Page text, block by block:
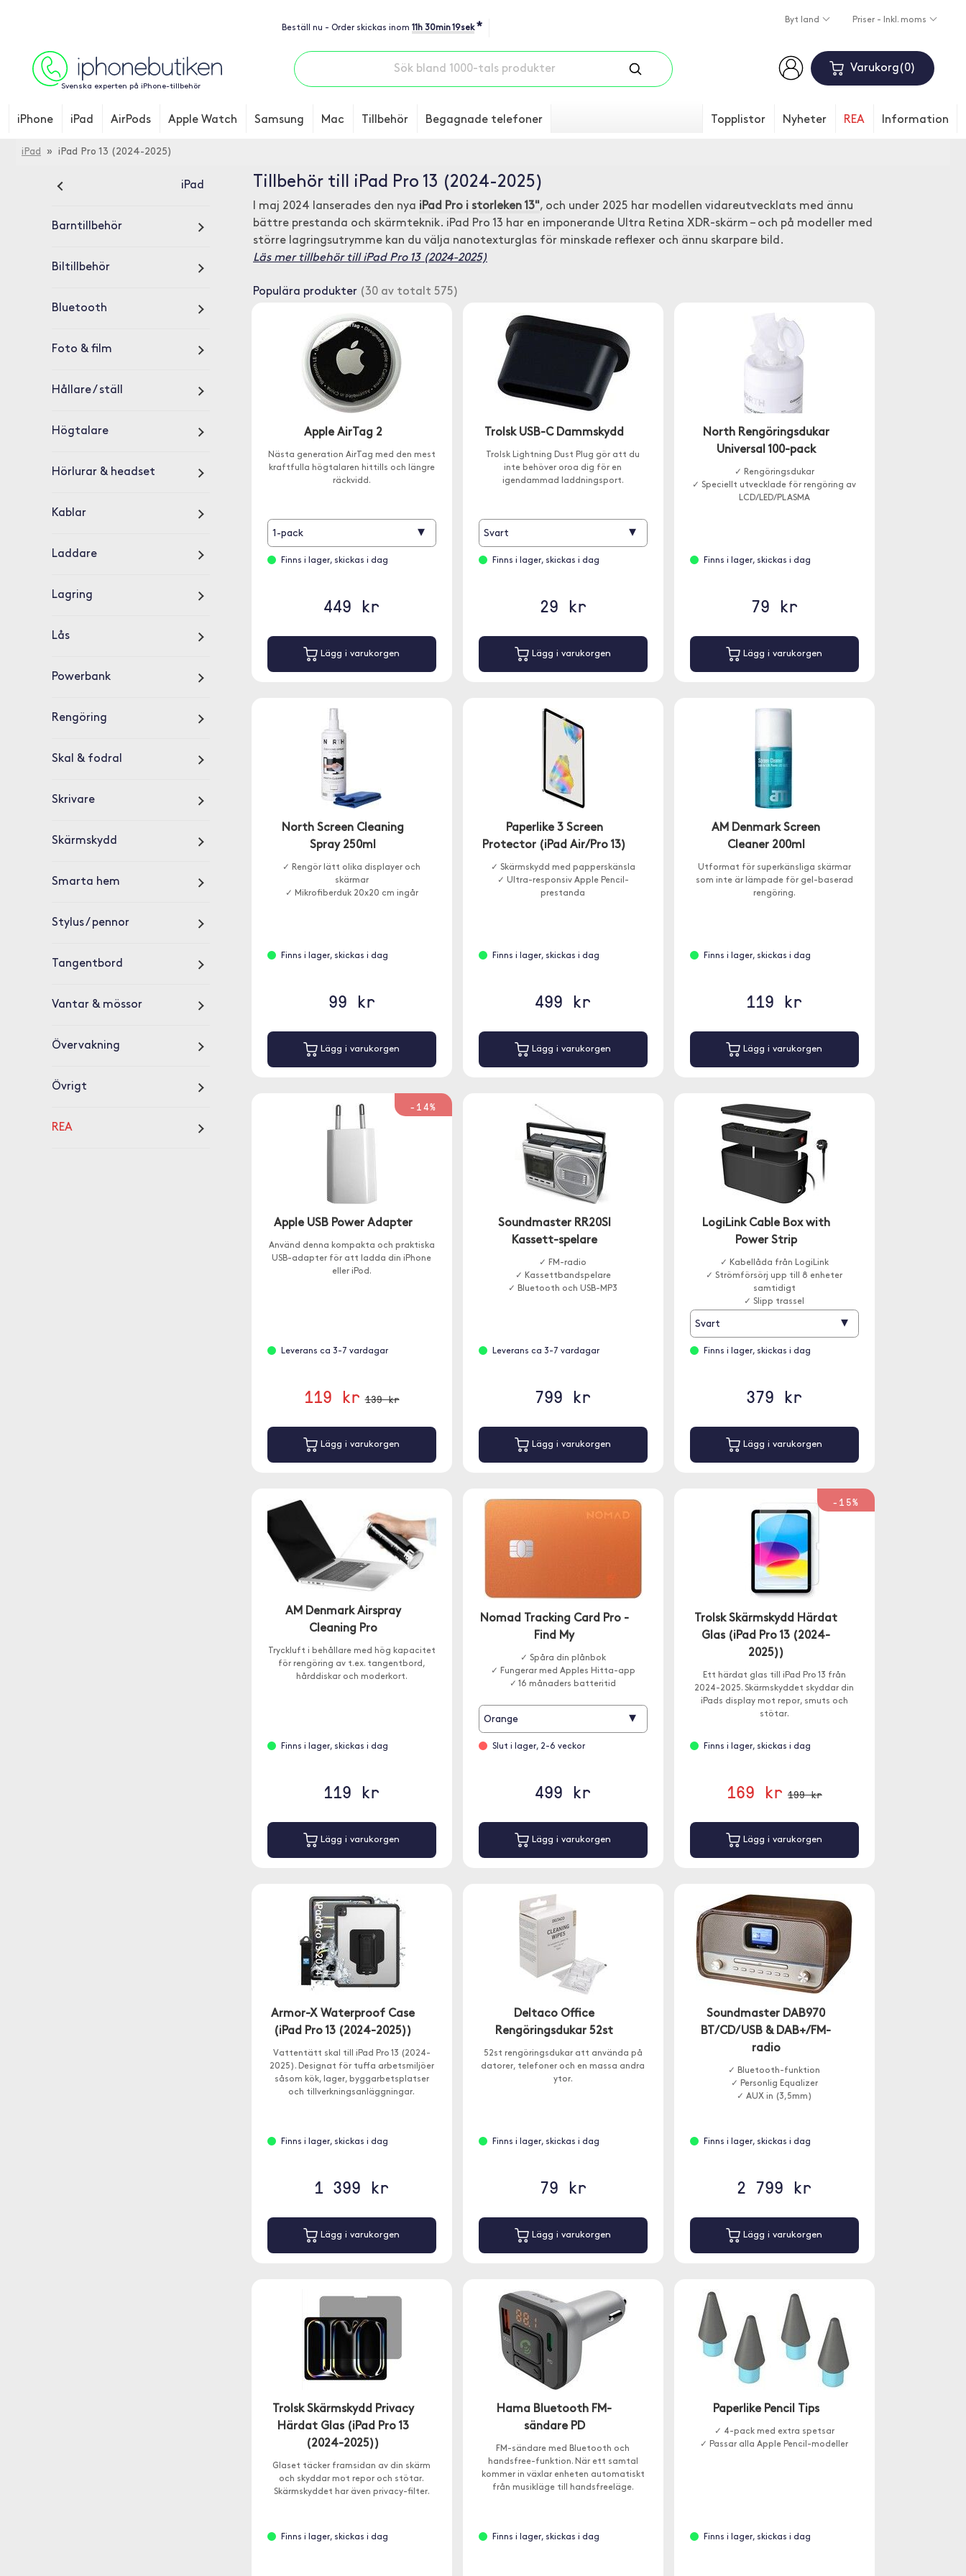
Beställ nu - Order skickas inom 11h 30min 18sek *
Byt land Priser - Inkl. moms
Svenska experten på iPhone-tillbehör
Varukorg 0
iPhone iPad AirPods Apple Watch Samsung Mac Tillbehör Begagnade telefoner Topplistor Nyheter REA Information
iPad » iPad Pro 13 (2024-2025)
iPad
Barntillbehör
Biltillbehör
Bluetooth
Foto & film
Hållare / ställ
Högtalare
Hörlurar & headset
Kablar
Laddare
Lagring
Lås
Powerbank
Rengöring
Skal & fodral
Skrivare
Skärmskydd
Smarta hem
Stylus / pennor
Tangentbord
Vantar & mössor
Övervakning
Övrigt
REA
Tillbehör till iPad Pro 13 (2024-2025)
I maj 2024 lanserades den nya iPad Pro i storleken 13", och under 2025 har modellen vidareutvecklats med ännu
bättre prestanda och skärmteknik. iPad Pro 13 har en imponerande Ultra Retina XDR-skärm – och på modeller med
större lagringsutrymme kan du välja nanotexturglas för minskade reflexer och ännu skarpare bild.
Läs mer tillbehör till iPad Pro 13 (2024-2025)
Populära produkter (30 av totalt 575)
Apple AirTag 2
Nästa generation AirTag med den mest
kraftfulla högtalaren hittills och längre
räckvidd.
1-pack ▾
Finns i lager, skickas i dag
449 kr
Lägg i varukorgen
Trolsk USB-C Dammskydd
Trolsk Lightning Dust Plug gör att du
inte behöver oroa dig för en
igendammad laddningsport.
Svart ▾
Finns i lager, skickas i dag
29 kr
Lägg i varukorgen
North Rengöringsdukar
Universal 100-pack
✓ Rengöringsdukar
✓ Speciellt utvecklade för rengöring av
LCD/LED/PLASMA
Finns i lager, skickas i dag
79 kr
Lägg i varukorgen
North Screen Cleaning
Spray 250ml
✓ Rengör lätt olika displayer och
skärmar
✓ Mikrofiberduk 20x20 cm ingår
Finns i lager, skickas i dag
99 kr
Lägg i varukorgen
Paperlike 3 Screen
Protector (iPad Air/Pro 13)
✓ Skärmskydd med papperskänsla
✓ Ultra-responsiv Apple Pencil-
prestanda
Finns i lager, skickas i dag
499 kr
Lägg i varukorgen
AM Denmark Screen
Cleaner 200ml
Utformat för superkänsliga skärmar
som inte är lämpade för gel-baserad
rengöring.
Finns i lager, skickas i dag
119 kr
Lägg i varukorgen
-14%
Apple USB Power Adapter
Använd denna kompakta och praktiska
USB-adapter för att ladda din iPhone
eller iPod.
Leverans ca 3-7 vardagar
119 kr 139 kr
Lägg i varukorgen
Soundmaster RR20SI
Kassett-spelare
✓ FM-radio
✓ Kassettbandspelare
✓ Bluetooth och USB-MP3
Leverans ca 3-7 vardagar
799 kr
Lägg i varukorgen
LogiLink Cable Box with
Power Strip
✓ Kabellåda från LogiLink
✓ Strömförsörj upp till 8 enheter
samtidigt
✓ Slipp trassel
Svart ▾
Finns i lager, skickas i dag
379 kr
Lägg i varukorgen
AM Denmark Airspray
Cleaning Pro
Tryckluft i behållare med hög kapacitet
för rengöring av t.ex. tangentbord,
hårddiskar och moderkort.
Finns i lager, skickas i dag
119 kr
Lägg i varukorgen
Nomad Tracking Card Pro -
Find My
✓ Spåra din plånbok
✓ Fungerar med Apples Hitta-app
✓ 16 månaders batteritid
Orange ▾
Slut i lager, 2-6 veckor
499 kr
Lägg i varukorgen
-15%
Trolsk Skärmskydd Härdat
Glas (iPad Pro 13 (2024-
2025))
Ett härdat glas till iPad Pro 13 från
2024-2025. Skärmskyddet skyddar din
iPads display mot repor, smuts och
stötar.
Finns i lager, skickas i dag
169 kr 199 kr
Lägg i varukorgen
Armor-X Waterproof Case
(iPad Pro 13 (2024-2025))
Vattentätt skal till iPad Pro 13 (2024-
2025). Designat för tuffa arbetsmiljöer
såsom kök, lager, byggarbetsplatser
och tillverkningsanläggningar.
Finns i lager, skickas i dag
1 399 kr
Lägg i varukorgen
Deltaco Office
Rengöringsdukar 52st
52st rengöringsdukar att använda på
datorer, telefoner och en massa andra
ytor.
Finns i lager, skickas i dag
79 kr
Lägg i varukorgen
Soundmaster DAB970
BT/CD/USB & DAB+/FM-
radio
✓ Bluetooth-funktion
✓ Personlig Equalizer
✓ AUX in (3,5mm)
Finns i lager, skickas i dag
2 799 kr
Lägg i varukorgen
Trolsk Skärmskydd Privacy
Härdat Glas (iPad Pro 13
(2024-2025))
Glaset täcker framsidan av din skärm
och skyddar mot repor och stötar.
Skärmskyddet har även privacy-filter.
Finns i lager, skickas i dag
Hama Bluetooth FM-
sändare PD
FM-sändare med Bluetooth och
handsfree-funktion. När ett samtal
kommer in växlar enheten automatiskt
från musikläge till handsfreeläge.
Finns i lager, skickas i dag
Paperlike Pencil Tips
✓ 4-pack med extra spetsar
✓ Passar alla Apple Pencil-modeller
Finns i lager, skickas i dag